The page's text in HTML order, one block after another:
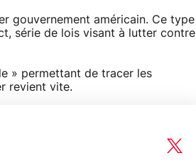
gouvernement américain. Ce type
série de lois visant à lutter contre
» permettant de tracer les
revient vite.